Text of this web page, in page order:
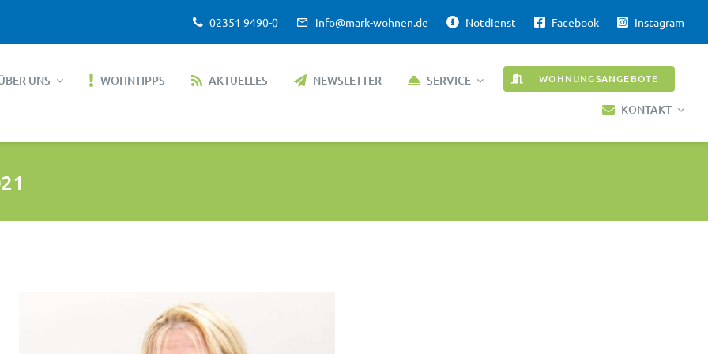
02351 9490-0 info@mark-wohnen.de Notdienst Facebook Instagram
UNS WOHNTIPPS AKTUELLES NEWSLETTER SERVICE WOHNUNGSANGEBOTE
KONTAKT